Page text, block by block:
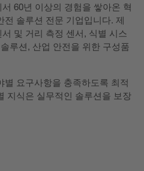
60년 이상의 경험을 쌓아온 혁
솔루션 전문 기업입니다. 제
및 거리 측정 센서, 식별 시스
루션, 산업 안전을 위한 구성품
별 요구사항을 충족하도록 최적
지식은 실무적인 솔루션을 보장